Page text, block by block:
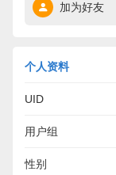
加为好友
个人资料
UID
用户组
性别